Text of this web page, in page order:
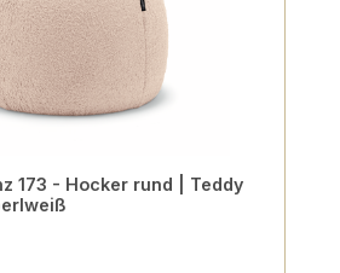
173 - Hocker rund | Teddy